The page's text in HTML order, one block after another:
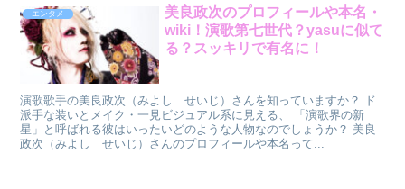
エンタメ
美良政次のプロフィールや本名・
wiki！演歌第七世代？yasuに似て
る？スッキリで有名に！
演歌歌手の美良政次（みよし せいじ）さんを知っていますか？ ド
派手な装いとメイク・一見ビジュアル系に見える、 「演歌界の新
星」と呼ばれる彼はいったいどのような人物なのでしょうか？ 美良
政次（みよし せいじ）さんのプロフィールや本名って...